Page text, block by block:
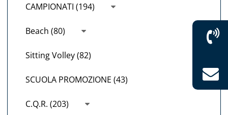
CAMPIONATI (194)
Beach (80)
Sitting Volley (82)
SCUOLA PROMOZIONE (43)
C.Q.R. (203)